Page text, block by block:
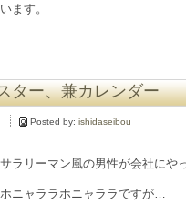
ます。
ター、兼カレンダー
Posted by: ishidaseibou
ラリーマン風の男性が会社にや
ニャララホニャララですが…